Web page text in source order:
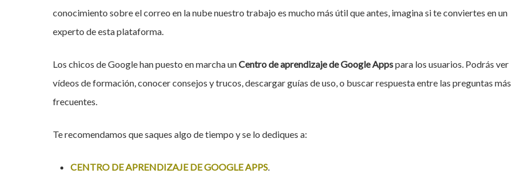
conocimiento sobre el correo en la nube nuestro trabajo es mucho más útil que antes, imagina si te conviertes en un
experto de esta plataforma.
Los chicos de Google han puesto en marcha unCentro de aprendizaje de Google Appspara los usuarios. Podrás ver
vídeos de formación, conocer consejos y trucos, descargar guías de uso, o buscar respuesta entre las preguntas más
frecuentes.
Te recomendamos que saques algo de tiempo y se lo dediques a:
CENTRO DE APRENDIZAJE DE GOOGLE APPS.